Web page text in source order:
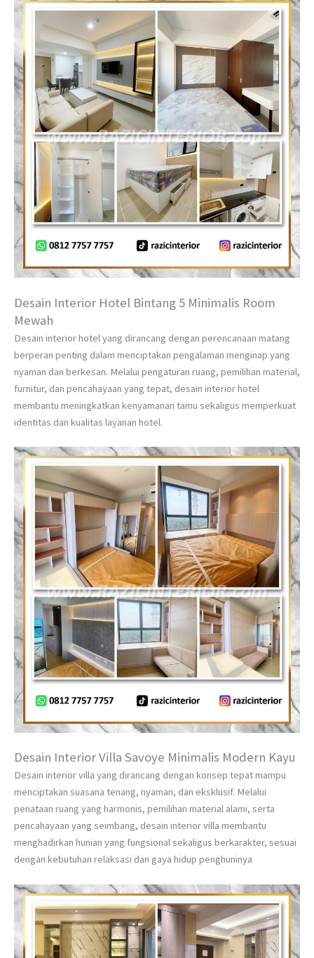
Desain Interior Hotel Bintang 5 Minimalis Room
Mewah
Desain interior hotel yang dirancang dengan perencanaan matang
berperan penting dalam menciptakan pengalaman menginap yang
nyaman dan berkesan. Melalui pengaturan ruang, pemilihan material,
furnitur, dan pencahayaan yang tepat, desain interior hotel
membantu meningkatkan kenyamanan tamu sekaligus memperkuat
identitas dan kualitas layanan hotel.
Desain Interior Villa Savoye Minimalis Modern Kayu
Desain interior villa yang dirancang dengan konsep tepat mampu
menciptakan suasana tenang, nyaman, dan eksklusif. Melalui
penataan ruang yang harmonis, pemilihan material alami, serta
pencahayaan yang seimbang, desain interior villa membantu
menghadirkan hunian yang fungsional sekaligus berkarakter, sesuai
dengan kebutuhan relaksasi dan gaya hidup penghuninya